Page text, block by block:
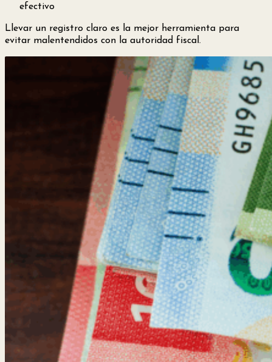
efectivo
Llevar un registro claro es la mejor herramienta para
evitar malentendidos con la autoridad fiscal.